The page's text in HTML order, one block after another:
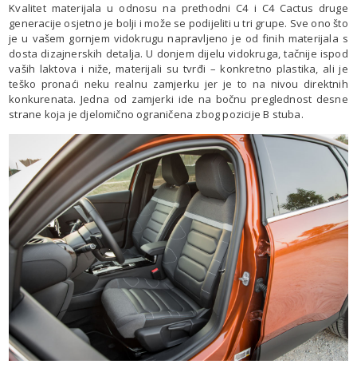
Kvalitet materijala u odnosu na prethodni C4 i C4 Cactus druge
generacije osjetno je bolji i može se podijeliti u tri grupe. Sve ono što
je u vašem gornjem vidokrugu napravljeno je od finih materijala s
dosta dizajnerskih detalja. U donjem dijelu vidokruga, tačnije ispod
vaših laktova i niže, materijali su tvrđi – konkretno plastika, ali je
teško pronaći neku realnu zamjerku jer je to na nivou direktnih
konkurenata. Jedna od zamjerki ide na bočnu preglednost desne
strane koja je djelomično ograničena zbog pozicije B stuba.